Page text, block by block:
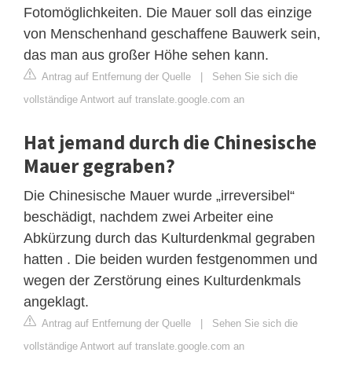
Fotomöglichkeiten. Die Mauer soll das einzige
von Menschenhand geschaffene Bauwerk sein,
das man aus großer Höhe sehen kann.
Antrag auf Entfernung der Quelle | Sehen Sie sich die
vollständige Antwort auf translate.google.com an
Hat jemand durch die Chinesische
Mauer gegraben?
Die Chinesische Mauer wurde „irreversibel“
beschädigt, nachdem zwei Arbeiter eine
Abkürzung durch das Kulturdenkmal gegraben
hatten . Die beiden wurden festgenommen und
wegen der Zerstörung eines Kulturdenkmals
angeklagt.
Antrag auf Entfernung der Quelle | Sehen Sie sich die
vollständige Antwort auf translate.google.com an